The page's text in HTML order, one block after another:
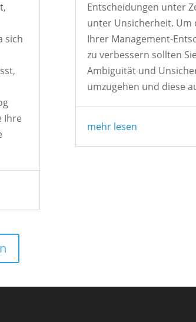
sich
Ihre
Entscheidungen unter
unter Unsicherheit. Um
Ihrer Management-
zu verbessern sollten
Ambiguität und
umzugehen und diese
mehr lesen